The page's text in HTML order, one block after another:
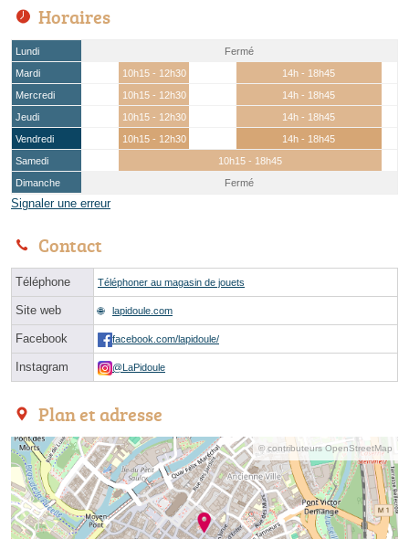
Horaires
Lundi
Fermé
Mardi
10h15 - 12h30
14h - 18h45
Mercredi
10h15 - 12h30
14h - 18h45
Jeudi
10h15 - 12h30
14h - 18h45
Vendredi
10h15 - 12h30
14h - 18h45
Samedi
10h15 - 18h45
Dimanche
Fermé
Signaler une erreur
Contact
Téléphone Téléphoner au magasin de jouets
Site web lapidoule.com
Facebook facebook.com/lapidoule/
Instagram @LaPidoule
Plan et adresse
© contributeurs OpenStreetMap